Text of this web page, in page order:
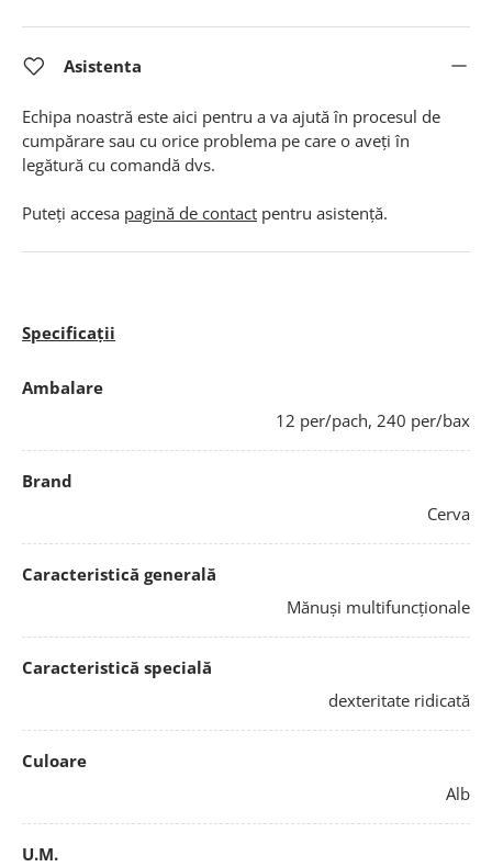
Asistenta
Echipa noastră este aici pentru a va ajută în procesul de
cumpărare sau cu orice problema pe care o aveți în
legătură cu comandă dvs.
Puteți accesa pagină de contact pentru asistență.
Specificații
Ambalare
12 per/pach, 240 per/bax
Brand
Cerva
Caracteristică generală
Mănuși multifuncționale
Caracteristică specială
dexteritate ridicată
Culoare
Alb
U.M.